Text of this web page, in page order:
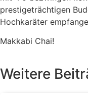
prestigeträchtigen
Hochkaräter
Makkabi Chai!
Weitere